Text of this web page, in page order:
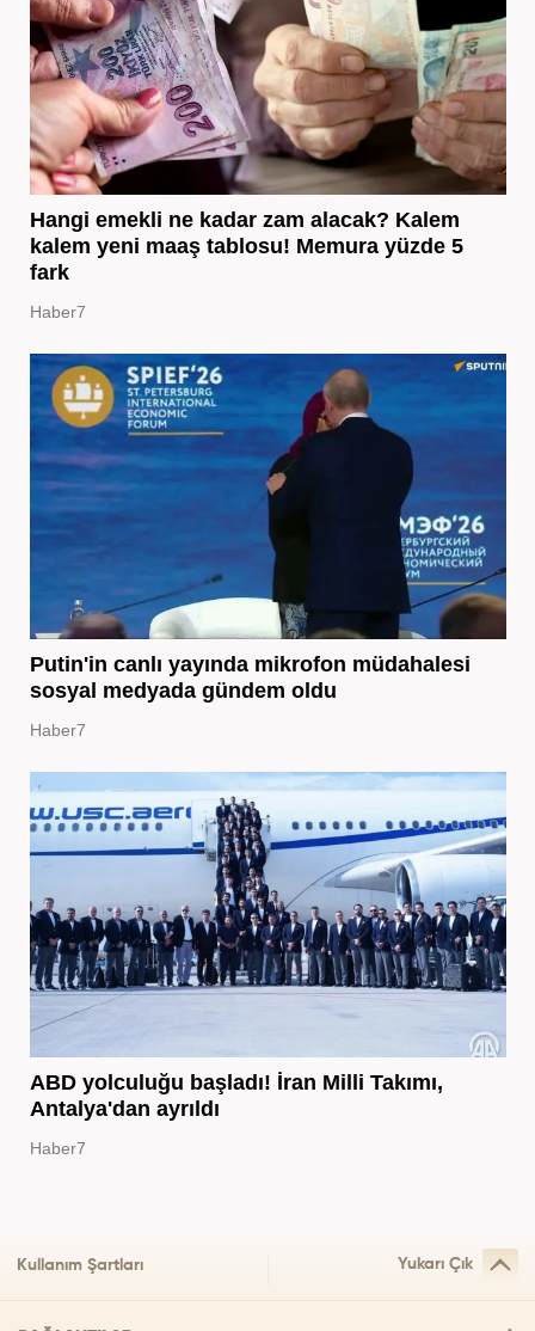
Hangi emekli ne kadar zam alacak? Kalem
kalem yeni maaş tablosu! Memura yüzde 5
fark
Haber7
Putin'in canlı yayında mikrofon müdahalesi
sosyal medyada gündem oldu
Haber7
ABD yolculuğu başladı! İran Milli Takımı,
Antalya'dan ayrıldı
Haber7
Kullanım Şartları Yukarı Çık